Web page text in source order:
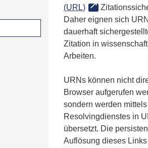
(URL)
Daher eignen sich
dauerhaft
Zitation in
Arbeiten.
URNs können nicht
Browser aufgerufen
sondern werden
Resolvingdienstes in
übersetzt. Die
Auflösung dieses